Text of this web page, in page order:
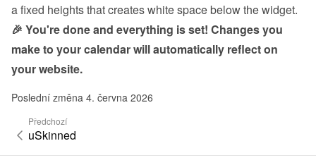
a fixed heights that creates white space below the widget.
🎉 You're done and everything is set! Changes you
make to your calendar will automatically reflect on
your website.
Poslední změna 4. června 2026
Předchozí
uSkinned